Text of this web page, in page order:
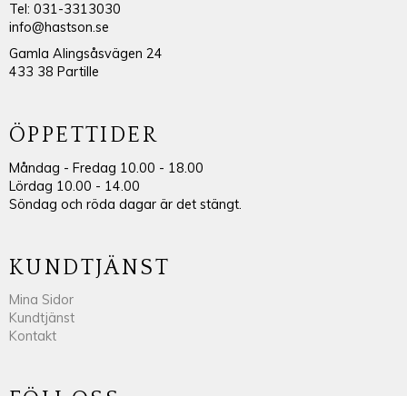
Tel: 031-3313030
info@hastson.se
Gamla Alingsåsvägen 24
433 38 Partille
ÖPPETTIDER
Måndag - Fredag 10.00 - 18.00
Lördag 10.00 - 14.00
Söndag och röda dagar är det stängt.
KUNDTJÄNST
Mina Sidor
Kundtjänst
Kontakt